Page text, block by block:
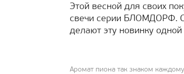
Этой весной для своих
свечи серии БЛОМДОРФ.
делают эту новинку
Аромат пиона так знаком